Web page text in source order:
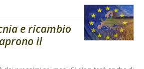
e ricambio
il